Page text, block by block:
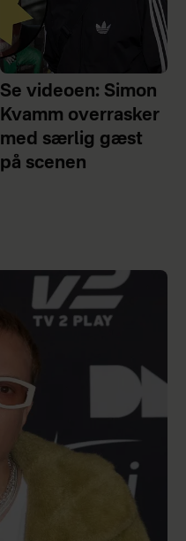
Se videoen: Simon
Kvamm overrasker
med særlig gæst
på scenen